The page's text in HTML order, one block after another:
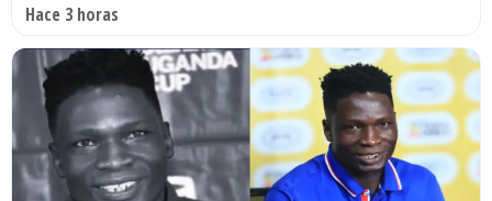
Hace 3 horas